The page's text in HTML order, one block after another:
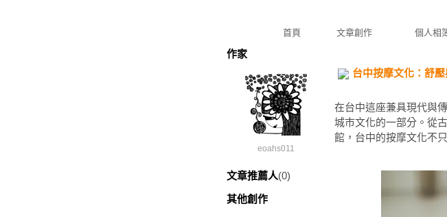
首頁 文章創作 個人相
作家
eoahs011
文章推薦人(0)
其他創作
台中按摩文化：舒
在台中這座兼具現代與
城市文化的一部分。從
館，台中的按摩文化不